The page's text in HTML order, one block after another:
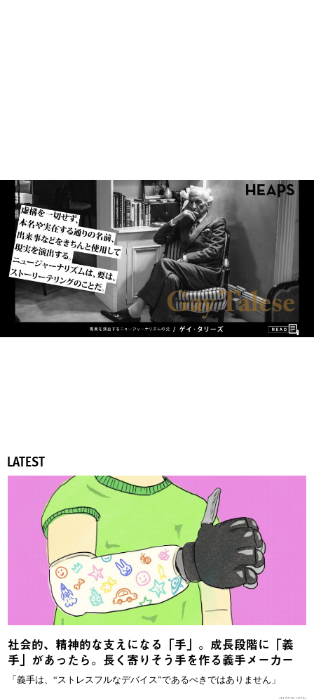
LATEST
社会的、精神的な支えになる「手」。成長段階に「義
手」があったら。長く寄りそう手を作る義手メーカー
「義手は、“ストレスフルなデバイス”であるべきではありません」